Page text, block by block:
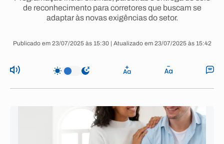
de reconhecimento para corretores que buscam se
adaptar às novas exigências do setor.
Publicado em 23/07/2025 às 15:30 | Atualizado em 23/07/2025 às 15:42